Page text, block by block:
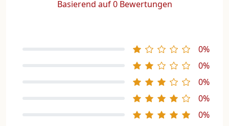
Basierend auf 0 Bewertungen
0%
0%
0%
0%
0%